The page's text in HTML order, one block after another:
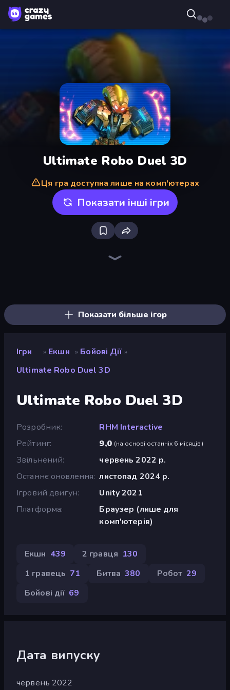
Ultimate Robo Duel 3D
Ця гра доступна лише на комп'ютерах
Показати інші ігри
Показати більше ігор
Ігри » Екшн » Бойові Дії »
Ultimate Robo Duel 3D
Ultimate Robo Duel 3D
Розробник
RHM Interactive
Рейтинг
9,0 (на основі останніх 6 місяців)
Звільнений
червень 2022 р.
Останнє оновлення листопад 2024 р.
Ігровий двигун
Unity 2021
Платформа
Браузер (лише для
комп'ютерів)
Екшн 439 2 гравця 130
1 гравець 71 Битва 380 Робот 29
Бойові дії 69
Дата випуску
червень 2022